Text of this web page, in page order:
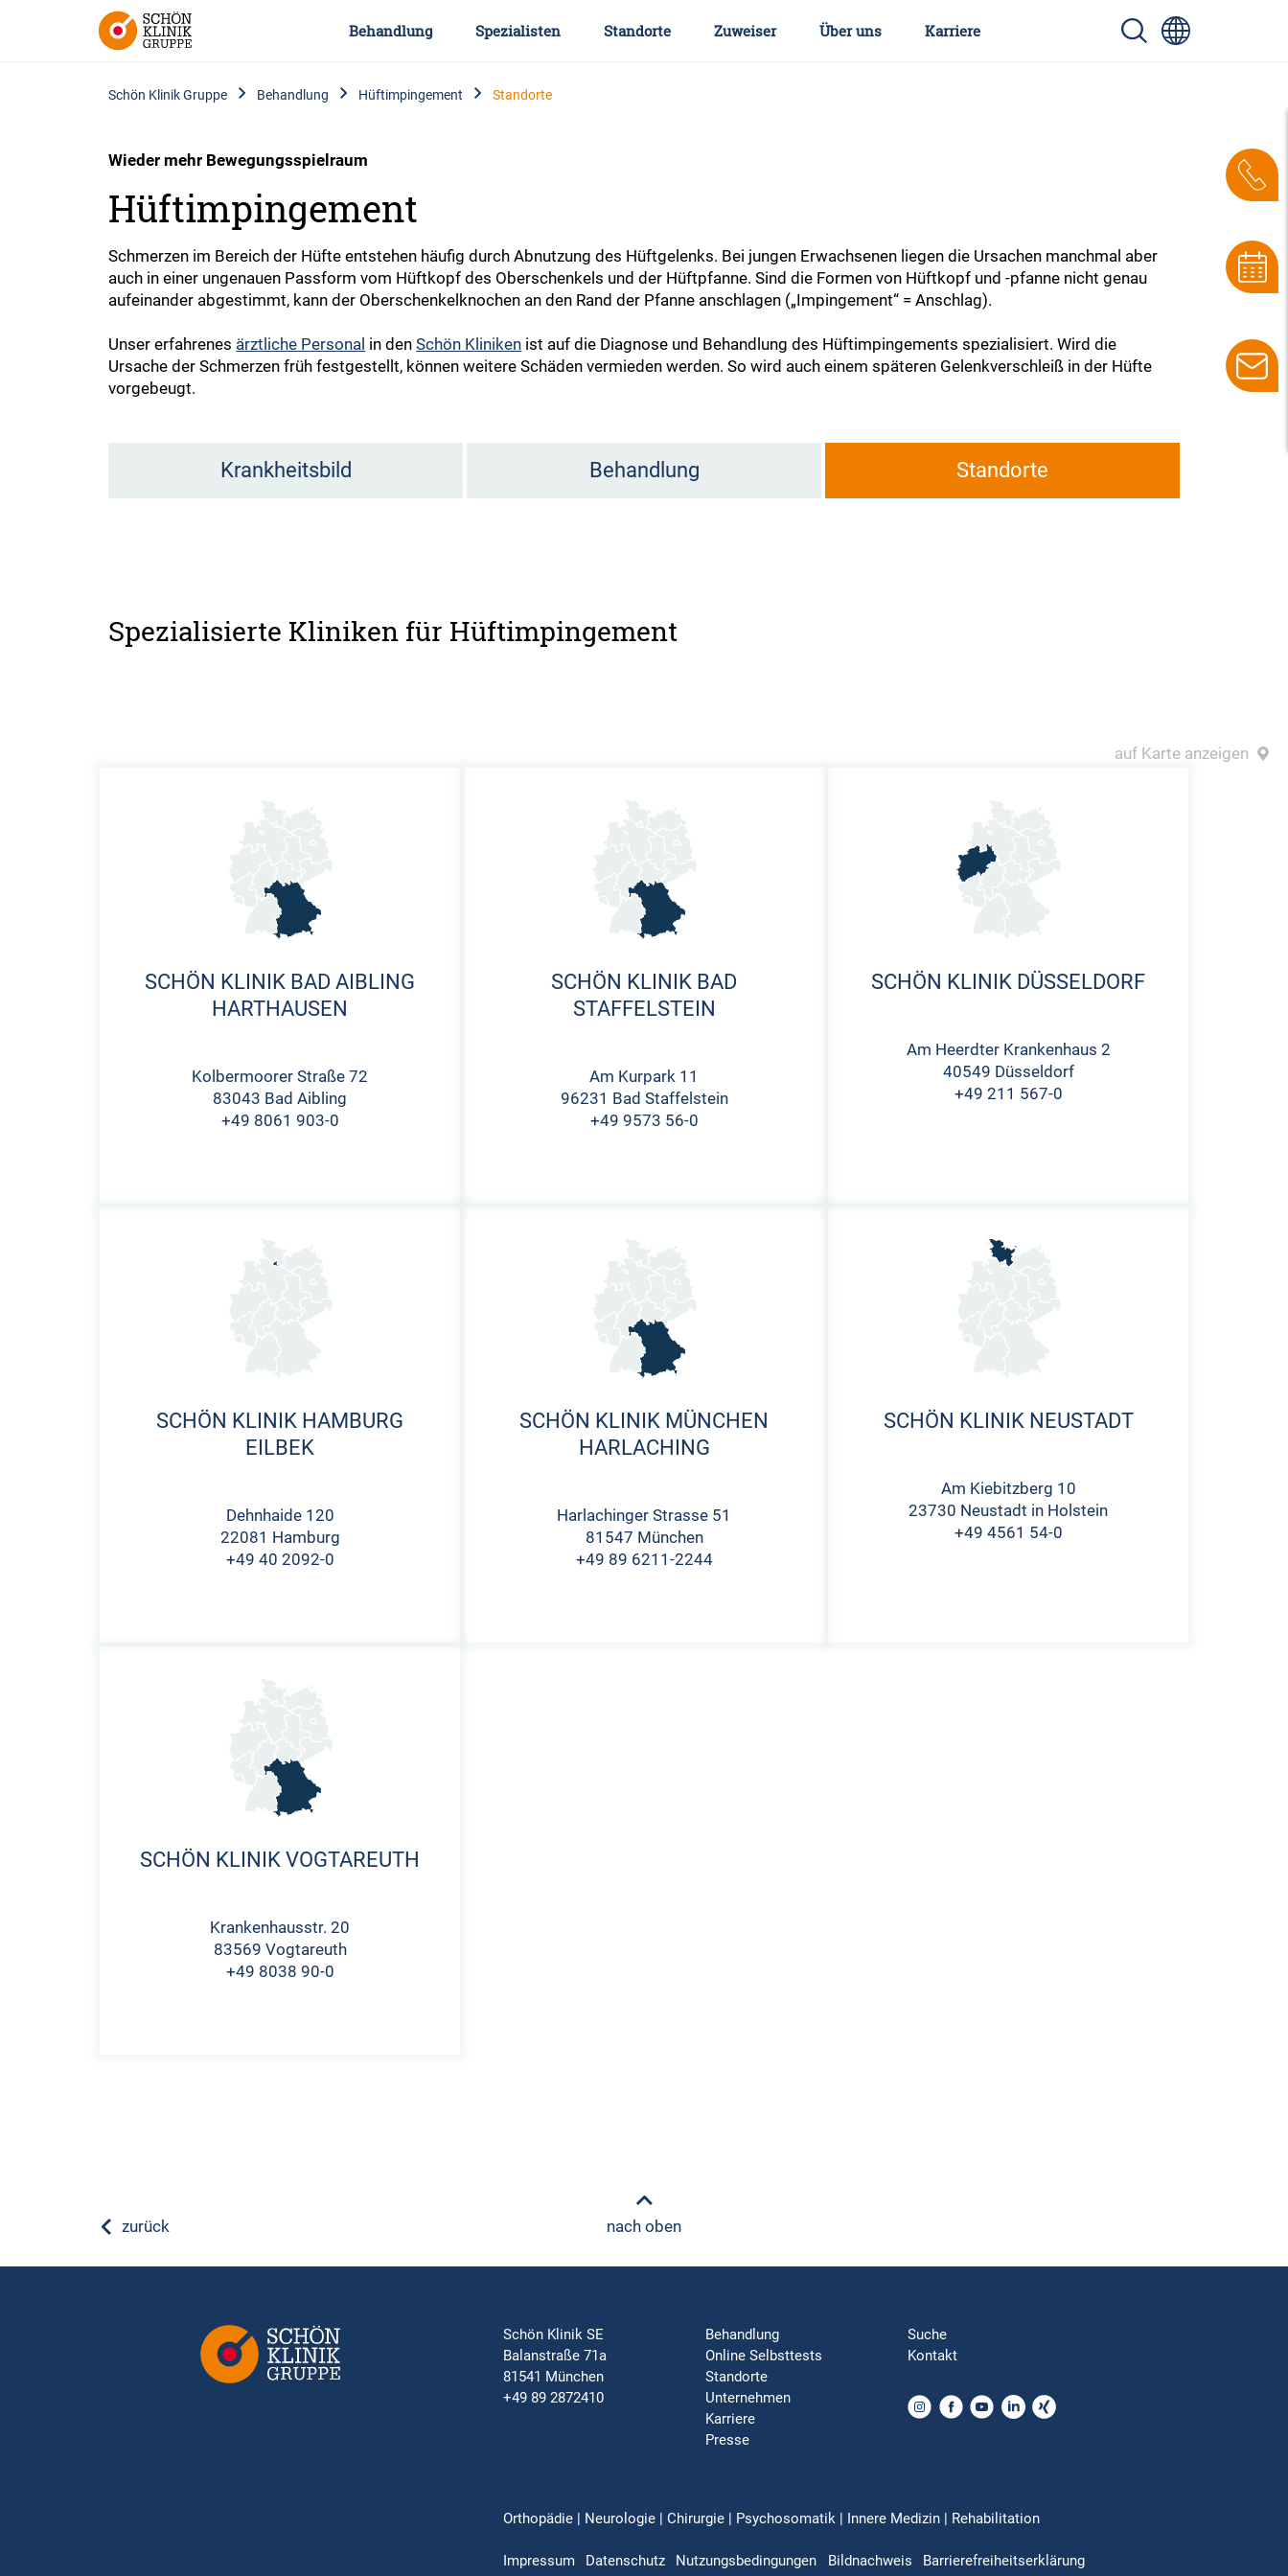
Behandlung Spezialisten Standorte Zuweiser Über uns Karriere
Schön Klinik Gruppe Behandlung Hüftimpingement Standorte
Wieder mehr Bewegungsspielraum
Hüftimpingement
Schmerzen im Bereich der Hüfte entstehen häufig durch Abnutzung des Hüftgelenks. Bei jungen Erwachsenen liegen die Ursachen manchmal aber
auch in einer ungenauen Passform vom Hüftkopf des Oberschenkels und der Hüftpfanne. Sind die Formen von Hüftkopf und -pfanne nicht genau
aufeinander abgestimmt, kann der Oberschenkelknochen an den Rand der Pfanne anschlagen („Impingement“ = Anschlag).
Unser erfahrenes ärztliche Personal in denSchön Kliniken ist auf die Diagnose und Behandlung des Hüftimpingements spezialisiert. Wird die
Ursache der Schmerzen früh festgestellt, können weitere Schäden vermieden werden. So wird auch einem späteren Gelenkverschleiß in der Hüfte
vorgebeugt.
Krankheitsbild Behandlung Standorte
Spezialisierte Kliniken für Hüftimpingement
auf Karte anzeigen
SCHÖN KLINIK BAD AIBLING
HARTHAUSEN
Kolbermoorer Straße 72
83043 Bad Aibling
+49 8061 903-0
SCHÖN KLINIK BAD
STAFFELSTEIN
Am Kurpark 11
96231 Bad Staffelstein
+49 9573 56-0
SCHÖN KLINIK DÜSSELDORF
Am Heerdter Krankenhaus 2
40549 Düsseldorf
+49 211 567-0
SCHÖN KLINIK HAMBURG
EILBEK
Dehnhaide 120
22081 Hamburg
+49 40 2092-0
SCHÖN KLINIK MÜNCHEN
HARLACHING
Harlachinger Strasse 51
81547 München
+49 89 6211-2244
SCHÖN KLINIK NEUSTADT
Am Kiebitzberg 10
23730 Neustadt in Holstein
+49 4561 54-0
SCHÖN KLINIK VOGTAREUTH
Krankenhausstr. 20
83569 Vogtareuth
+49 8038 90-0
zurück nach oben
Schön Klinik SE
Balanstraße 71a
81541 München
+49 89 2872410
Behandlung
Online Selbsttests
Standorte
Unternehmen
Karriere
Presse
Suche
Kontakt
Orthopädie | Neurologie | Chirurgie | Psychosomatik | Innere Medizin | Rehabilitation
Impressum Datenschutz Nutzungsbedingungen Bildnachweis Barrierefreiheitserklärung